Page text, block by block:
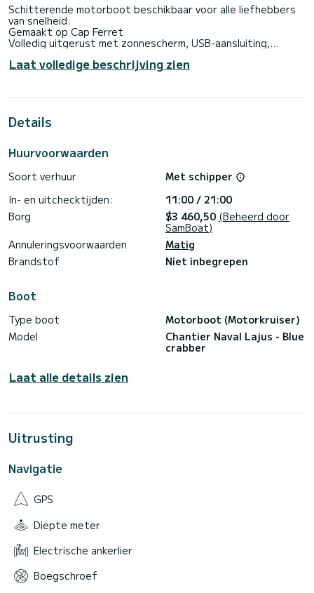
Schitterende motorboot beschikbaar voor alle liefhebbers
van snelheid.
Gemaakt op Cap Ferret
Volledig uitgerust met zonnescherm, USB-aansluiting,
zoetwater, koelkast, wastafel, tafel, 220V stopcontact,
Dekdouche, Dieptemeter, Elektrische ankerlier,
keuken.
opties voor een halve of hele dag
EXTRA voor boeking:
dagbrandstof: € 350
Laat volledige beschrijving zien
Details
Huurvoorwaarden
Soort verhuur
Met schipper
In- en uitchecktijden:
11:00 / 21:00
Borg
$3 460,50 (Beheerd door
SamBoat)
Annuleringsvoorwaarden
Matig
Brandstof
Niet inbegrepen
Boot
Type boot
Motorboot (Motorkruiser)
Model
Chantier Naval Lajus - Blue
crabber
Laat alle details zien
Uitrusting
Navigatie
GPS
Diepte meter
Electrische ankerlier
Boegschroef